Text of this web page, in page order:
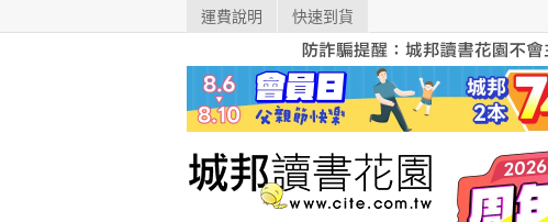
運費說明 快速到貨